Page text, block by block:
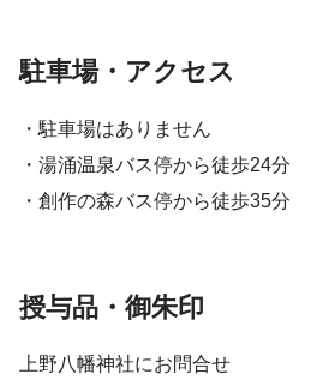
駐車場・アクセス
・駐車場はありません
・湯涌温泉バス停から徒歩24分
・創作の森バス停から徒歩35分
授与品・御朱印
上野八幡神社にお問合せ